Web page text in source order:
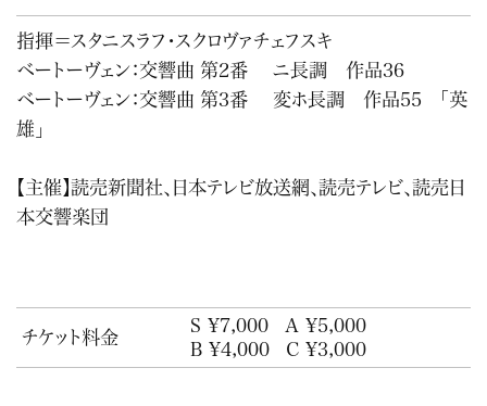
指揮＝スタニスラフ・スクロヴァチェフスキ
ベートーヴェン：交響曲 第2番 ニ長調 作品36
ベートーヴェン：交響曲 第3番 変ホ長調 作品55 「英
雄」
【主催】読売新聞社、日本テレビ放送網、読売テレビ、読売日
本交響楽団
チケット料金
S ¥7,000
A ¥5,000
B ¥4,000
C ¥3,000